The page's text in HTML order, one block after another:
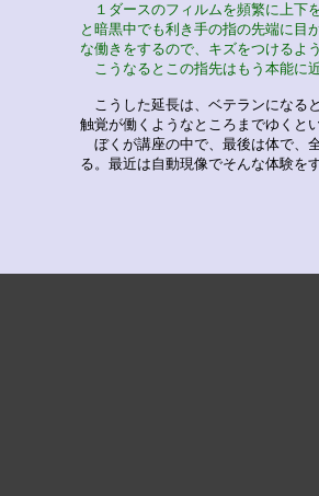
１ダースのフィルムを頻繁に上下
と暗黒中でも利き手の指の先端に目
な働きをするので、キズをつけるよ
こうなるとこの指先はもう本能に
こうした延長は、ベテランになる
触覚が働くようなところまでゆくと
ぼくが講座の中で、最後は体で、
る。最近は自動現像でそんな体験を